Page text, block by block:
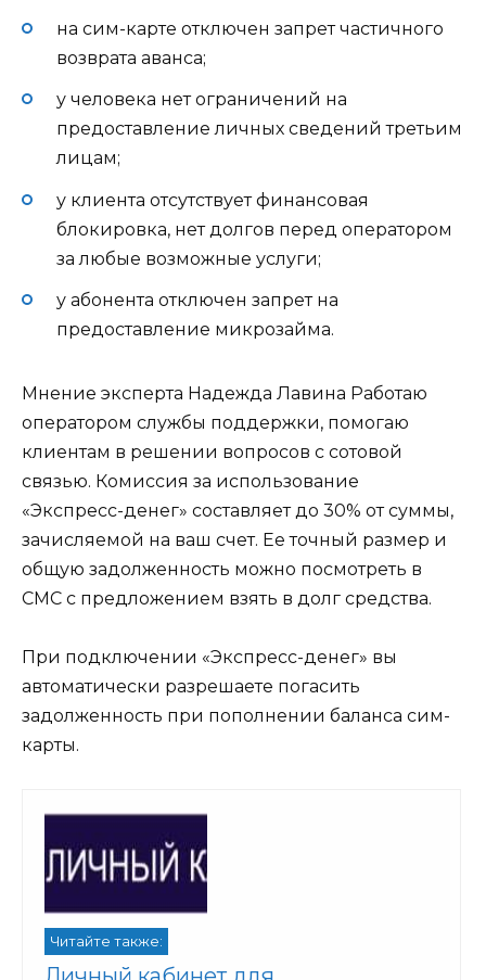
на сим-карте отключен запрет частичного
возврата аванса;
у человека нет ограничений на
предоставление личных сведений третьим
лицам;
у клиента отсутствует финансовая
блокировка, нет долгов перед оператором
за любые возможные услуги;
у абонента отключен запрет на
предоставление микрозайма.
Мнение эксперта Надежда Лавина Работаю
оператором службы поддержки, помогаю
клиентам в решении вопросов с сотовой
связью. Комиссия за использование
«Экспресс-денег» составляет до 30% от суммы,
зачисляемой на ваш счет. Ее точный размер и
общую задолженность можно посмотреть в
СМС с предложением взять в долг средства.
При подключении «Экспресс-денег» вы
автоматически разрешаете погасить
задолженность при пополнении баланса сим-
карты.
Читайте также: